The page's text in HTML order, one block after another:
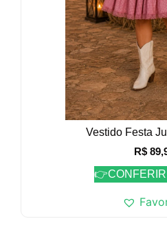
Vestido Festa
R$